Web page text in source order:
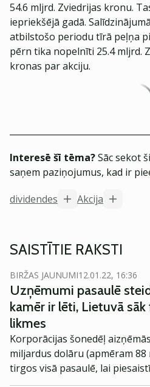
54.6 mljrd. Zviedrijas kronu.
iepriekšējā gadā.
atbilstošo periodu tīrā peļņa
pērn tika nopelnīti 25.4 mljrd.
kronas par akciju.
Interesē šī tēma?Sāc sekot
saņem paziņojumus, kad ir
dividendes
Akcija
SAISTĪTIE RAKSTI
BIRŽAS JAUNUMI12.01.22, 16:36
Uzņēmumi pasaulē
kamēr ir lēti, Lietuvā
likmes
Korporācijas šonedēļ
miljardus dolāru (apmēram
tirgos visā pasaulē, lai
uzņēmējdarbībai pirms